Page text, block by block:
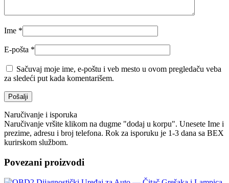
Ime *
E-pošta *
Sačuvaj moje ime, e-poštu i veb mesto u ovom pregledaču veba
za sledeći put kada komentarišem.
Naručivanje i isporuka
Naručivanje vršite klikom na dugme "dodaj u korpu". Unesete Ime i
prezime, adresu i broj telefona. Rok za isporuku je 1-3 dana sa BEX
kurirskom službom.
Povezani proizvodi